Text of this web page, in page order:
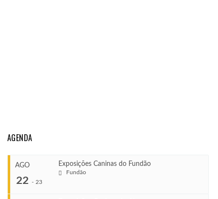
AGENDA
AGO
22 - 23
Exposições Caninas do Fundão
Fundão